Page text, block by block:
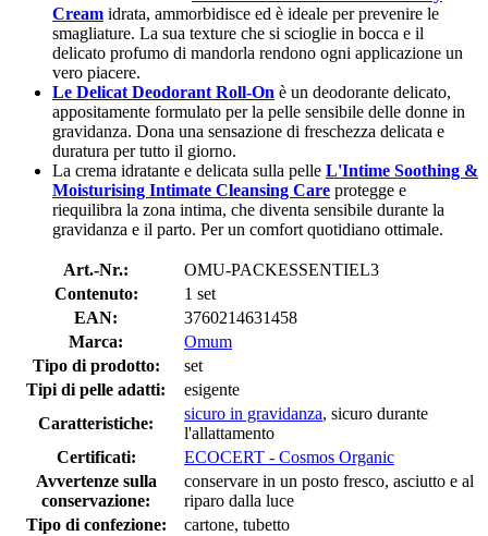
Cream idrata, ammorbidisce ed è ideale per prevenire le
smagliature. La sua texture che si scioglie in bocca e il
delicato profumo di mandorla rendono ogni applicazione un
vero piacere.
Le Delicat Deodorant Roll-On è un deodorante delicato,
appositamente formulato per la pelle sensibile delle donne in
gravidanza. Dona una sensazione di freschezza delicata e
duratura per tutto il giorno.
La crema idratante e delicata sulla pelle L'Intime Soothing &
Moisturising Intimate Cleansing Care protegge e
riequilibra la zona intima, che diventa sensibile durante la
gravidanza e il parto. Per un comfort quotidiano ottimale.
Art.-Nr.:
OMU-PACKESSENTIEL3
Contenuto:
1 set
EAN:
3760214631458
Marca:
Omum
Tipo di prodotto:
set
Tipi di pelle adatti:
esigente
Caratteristiche:
sicuro in gravidanza, sicuro durante
l'allattamento
Certificati:
ECOCERT - Cosmos Organic
Avvertenze sulla
conservazione:
conservare in un posto fresco, asciutto e al
riparo dalla luce
Tipo di confezione:
cartone, tubetto